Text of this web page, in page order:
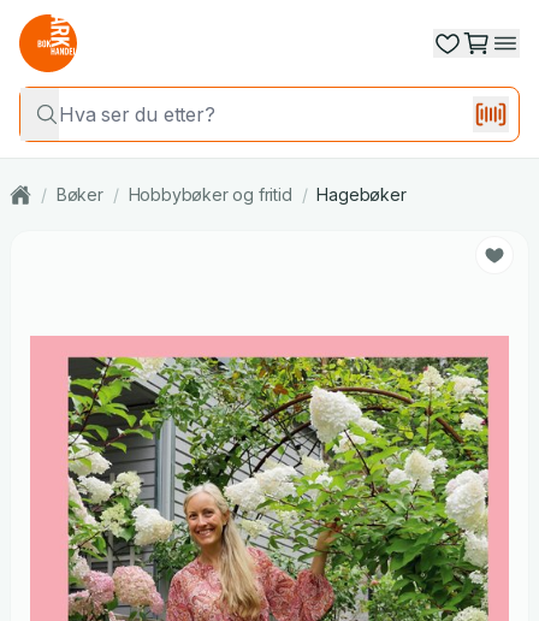
/ Bøker / Hobbybøker og fritid / Hagebøker